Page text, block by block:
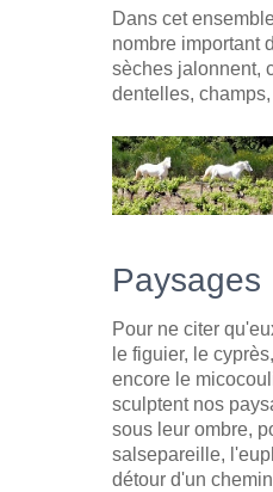
Dans cet
nombre important
sèches jalonnent,
dentelles,
Paysages
Pour ne citer
le figuier, le
encore le
sculptent nos
sous leur ombre,
salsepareille,
détour d'un